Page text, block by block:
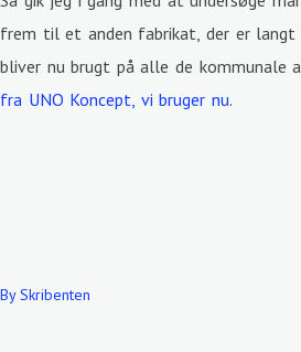
frem til et anden fabrikat, der er
bliver nu brugt på alle de kommunale
fra UNO Koncept, vi bruger nu.
By Skribenten